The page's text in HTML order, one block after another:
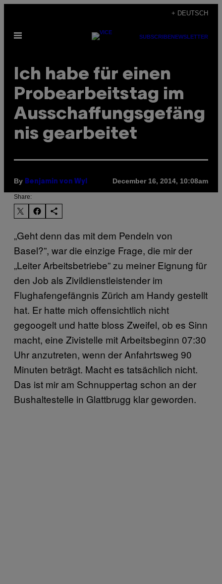
content
+ DEUTSCH
Open
SUBSCRIBENEWSLETTER
Ich habe für einen
Probearbeitstag im
Ausschaffungsgefäng
nis gearbeitet
By Benjamin von Wyl December 16, 2014, 10:08am
Share:
„Geht denn das mit dem Pendeln von
Basel?”, war die einzige Frage, die mir der
„Leiter Arbeitsbetriebe” zu meiner Eignung für
den Job als Zivildienstleistender im
Flughafengefängnis Zürich am Handy gestellt
hat. Er hatte mich offensichtlich nicht
gegoogelt und hatte bloss Zweifel, ob es Sinn
macht, eine Zivistelle mit Arbeitsbeginn 07:30
Uhr anzutreten, wenn der Anfahrtsweg 90
Minuten beträgt. Macht es tatsächlich nicht.
Das ist mir am Schnuppertag schon an der
Bushaltestelle in Glattbrugg klar geworden.